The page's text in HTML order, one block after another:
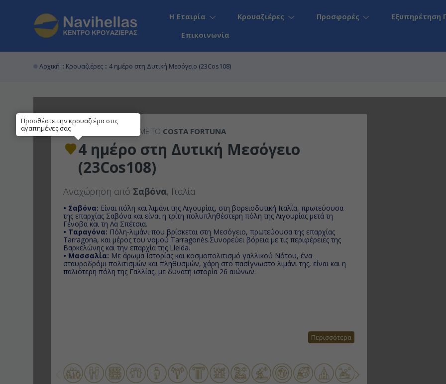
Η Εταιρία Κρουαζιέρες Προσφορές
Εξυπηρέτηση
Επικοινωνία
Αρχική :: Κρουαζιέρες :: 4 ημέρο στη Δυτική Μεσόγειο (23Cos108)
4ΉΜΕΡΗ ΚΡΟΥΑΖΙΕΡΑ ΜΕ ΤΟ COSTA FORTUNA
4 ημέρο στη Δυτική Μεσόγειο
(23Cos108)
Αναχώρηση από Σαβόνα, Ιταλία
• Σαβόνα: Είναι πόλη και λιμάνι της Λιγουρίας, στη βορειοδυτική Ιταλία, πρωτεύουσα
της επαρχίας Σαβόνα και είναι η τρίτη πολυπληθέστερη πόλη της Λιγουρίας μετά τη
Γένοβα και τη Λα Σπέτσια.
• Ταραγόνα: Πόλη-λιμάνι που βρίσκεται στη Μεσόγειο, πρωτεύουσα της επαρχίας
Tarragona, και μέρος του νομού Tarragonès.Συνορεύει βόρεια με τις περιφέρειες της
Βαρκελώνης και την επαρχία της Lleida.
• Μασσαλία: Με άρωμα Ιστορίας και κοσμοπολιτισμό γαλλικού Νότου, ένα
σταυροδρόμι πολιτισμών και πληθυσμών, χάρη στο πασίγνωστο λιμάνι της, είναι και η
παλιότερη πόλη της Γαλλίας, με δυνατή ιστορία 26 αιώνων.
Περισσότερα
Προσθέστε την κρουαζιέρα στις
αγαπημένες σας